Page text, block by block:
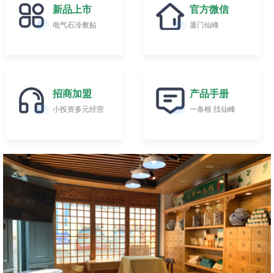
新品上市
电气石冷敷贴
官方微信
厦门仙峰
招商加盟
小投资多元经营
产品手册
一条根 找仙峰